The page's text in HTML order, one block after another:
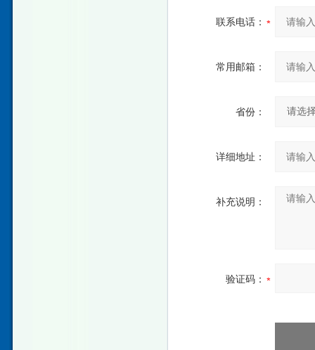
联系电话：
常用邮箱：
省份：
详细地址：
补充说明：
验证码：